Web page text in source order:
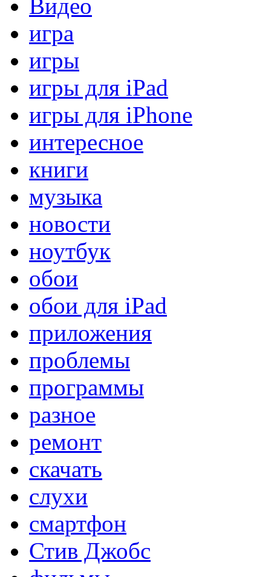
Видео
игра
игры
игры для iPad
игры для iPhone
интересное
книги
музыка
новости
ноутбук
обои
обои для iPad
приложения
проблемы
программы
разное
ремонт
скачать
слухи
смартфон
Стив Джобс